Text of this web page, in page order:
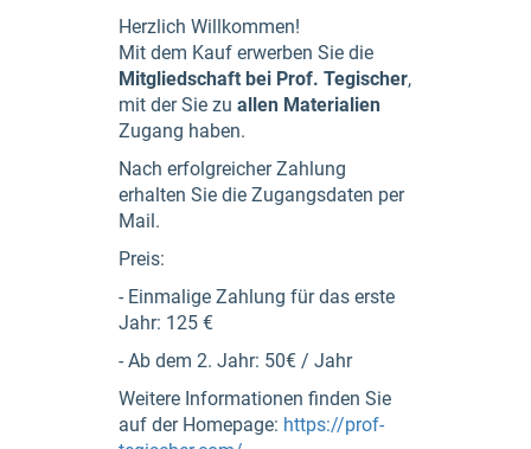
Herzlich Willkommen!
Mit dem Kauf erwerben Sie die
Mitgliedschaft bei Prof. Tegischer,
mit der Sie zu allen Materialien
Zugang haben.
Nach erfolgreicher Zahlung
erhalten Sie die Zugangsdaten per
Mail.
Preis:
- Einmalige Zahlung für das erste
Jahr: 125 €
- Ab dem 2. Jahr: 50€ / Jahr
Weitere Informationen finden Sie
auf der Homepage: https://prof-